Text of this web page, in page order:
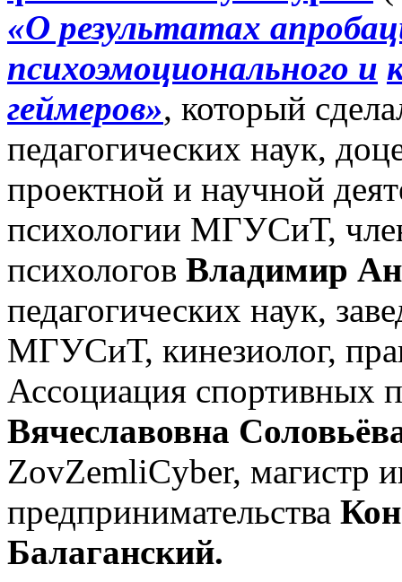
«О результатах
психоэмоционального и
геймеров», который
педагогических наук,
проектной и научной
психологии МГУСиТ,
психологов Владимир
педагогических наук,
МГУСиТ, кинезиолог,
Ассоциация спортивных
Вячеславовна
ZovZemliCyber, магистр
предпринимательства
Балаганский.